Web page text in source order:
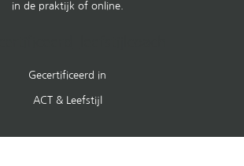
in de praktijk of online.
Gecertificeerd in
ACT & Leefstijl